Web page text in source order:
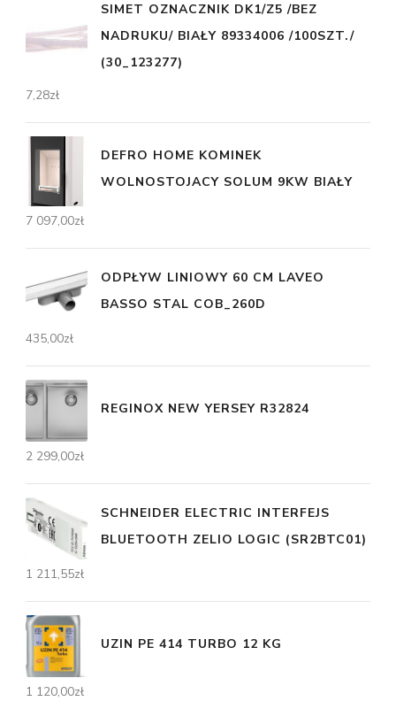
SIMET OZNACZNIK DK1/Z5 /BEZ
NADRUKU/ BIAŁY 89334006 /100SZT./
(30_123277)
7,28zł
DEFRO HOME KOMINEK
WOLNOSTOJACY SOLUM 9KW BIAŁY
7 097,00zł
ODPŁYW LINIOWY 60 CM LAVEO
BASSO STAL COB_260D
435,00zł
REGINOX NEW YERSEY R32824
2 299,00zł
SCHNEIDER ELECTRIC INTERFEJS
BLUETOOTH ZELIO LOGIC (SR2BTC01)
1 211,55zł
UZIN PE 414 TURBO 12 KG
1 120,00zł